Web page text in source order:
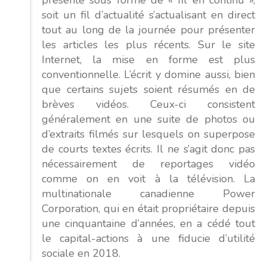
soit un fil d’actualité s’actualisant en direct
tout au long de la journée pour présenter
les articles les plus récents. Sur le site
Internet, la mise en forme est plus
conventionnelle. L’écrit y domine aussi, bien
que certains sujets soient résumés en de
brèves vidéos. Ceux-ci consistent
généralement en une suite de photos ou
d’extraits filmés sur lesquels on superpose
de courts textes écrits. Il ne s’agit donc pas
nécessairement de reportages vidéo
comme on en voit à la télévision. La
multinationale canadienne Power
Corporation, qui en était propriétaire depuis
une cinquantaine d’années, en a cédé tout
le capital-actions à une fiducie d’utilité
sociale en 2018.